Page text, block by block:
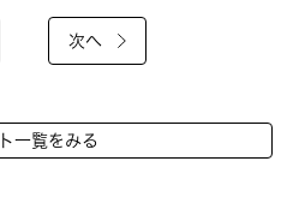
次へ
一覧をみる